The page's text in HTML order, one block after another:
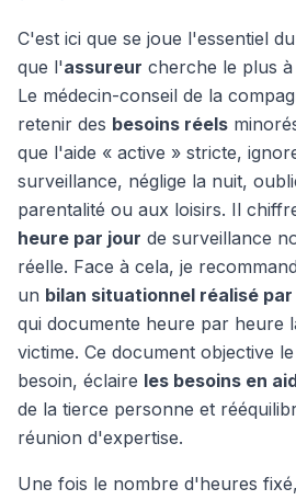
C'est ici que se joue l'essentiel
que l'assureur cherche le plus à
Le médecin-conseil de la
retenir des besoins réels
que l'aide « active » stricte,
surveillance, néglige la nuit,
parentalité ou aux loisirs. Il
heure par jour de surveillance
réelle. Face à cela, je
un bilan situationnel réalisé
qui documente heure par heure
victime. Ce document objective le
besoin, éclaire les besoins en
de la tierce personne et
réunion d'expertise.
Une fois le nombre d'heures